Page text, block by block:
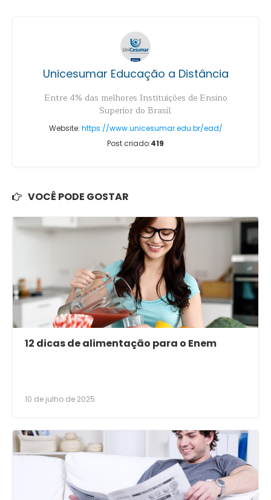
Unicesumar Educação a Distância
Entre 4% das melhores Instituições de Ensino
Superior do Brasil.
Website: https://www.unicesumar.edu.br/ead/
Post criado:419
VOCÊ PODE GOSTAR
12 dicas de alimentação para o Enem
10 de julho de 2025